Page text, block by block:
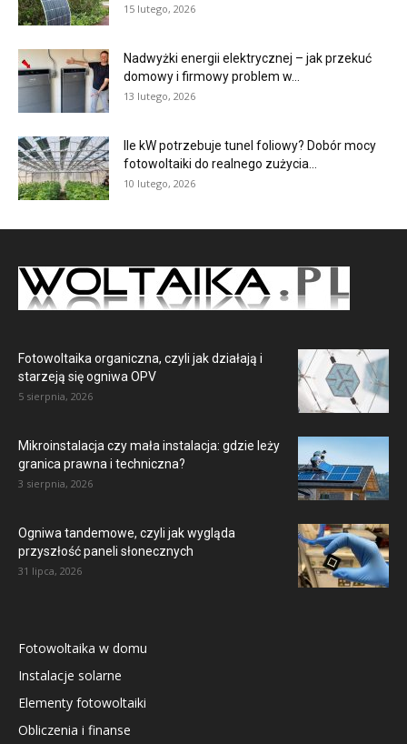
15 lutego, 2026
Nadwyżki energii elektrycznej – jak przekuć
domowy i firmowy problem w...
13 lutego, 2026
Ile kW potrzebuje tunel foliowy? Dobór mocy
fotowoltaiki do realnego zużycia...
10 lutego, 2026
Fotowoltaika organiczna, czyli jak działają i
starzeją się ogniwa OPV
5 sierpnia, 2026
Mikroinstalacja czy mała instalacja: gdzie leży
granica prawna i techniczna?
3 sierpnia, 2026
Ogniwa tandemowe, czyli jak wygląda
przyszłość paneli słonecznych
31 lipca, 2026
Fotowoltaika w domu
Instalacje solarne
Elementy fotowoltaiki
Obliczenia i finanse